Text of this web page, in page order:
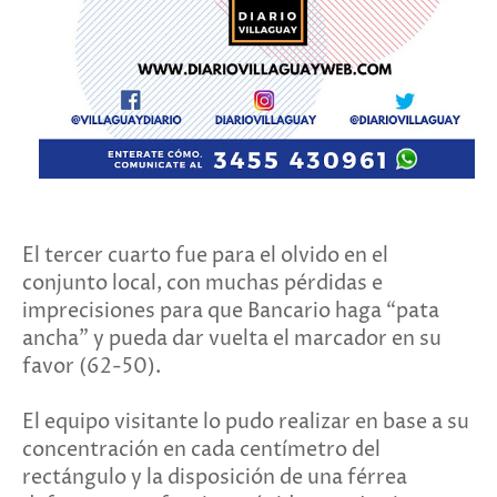
El tercer cuarto fue para el olvido en el
conjunto local, con muchas pérdidas e
imprecisiones para que Bancario haga “pata
ancha” y pueda dar vuelta el marcador en su
favor (62-50).
El equipo visitante lo pudo realizar en base a su
concentración en cada centímetro del
rectángulo y la disposición de una férrea